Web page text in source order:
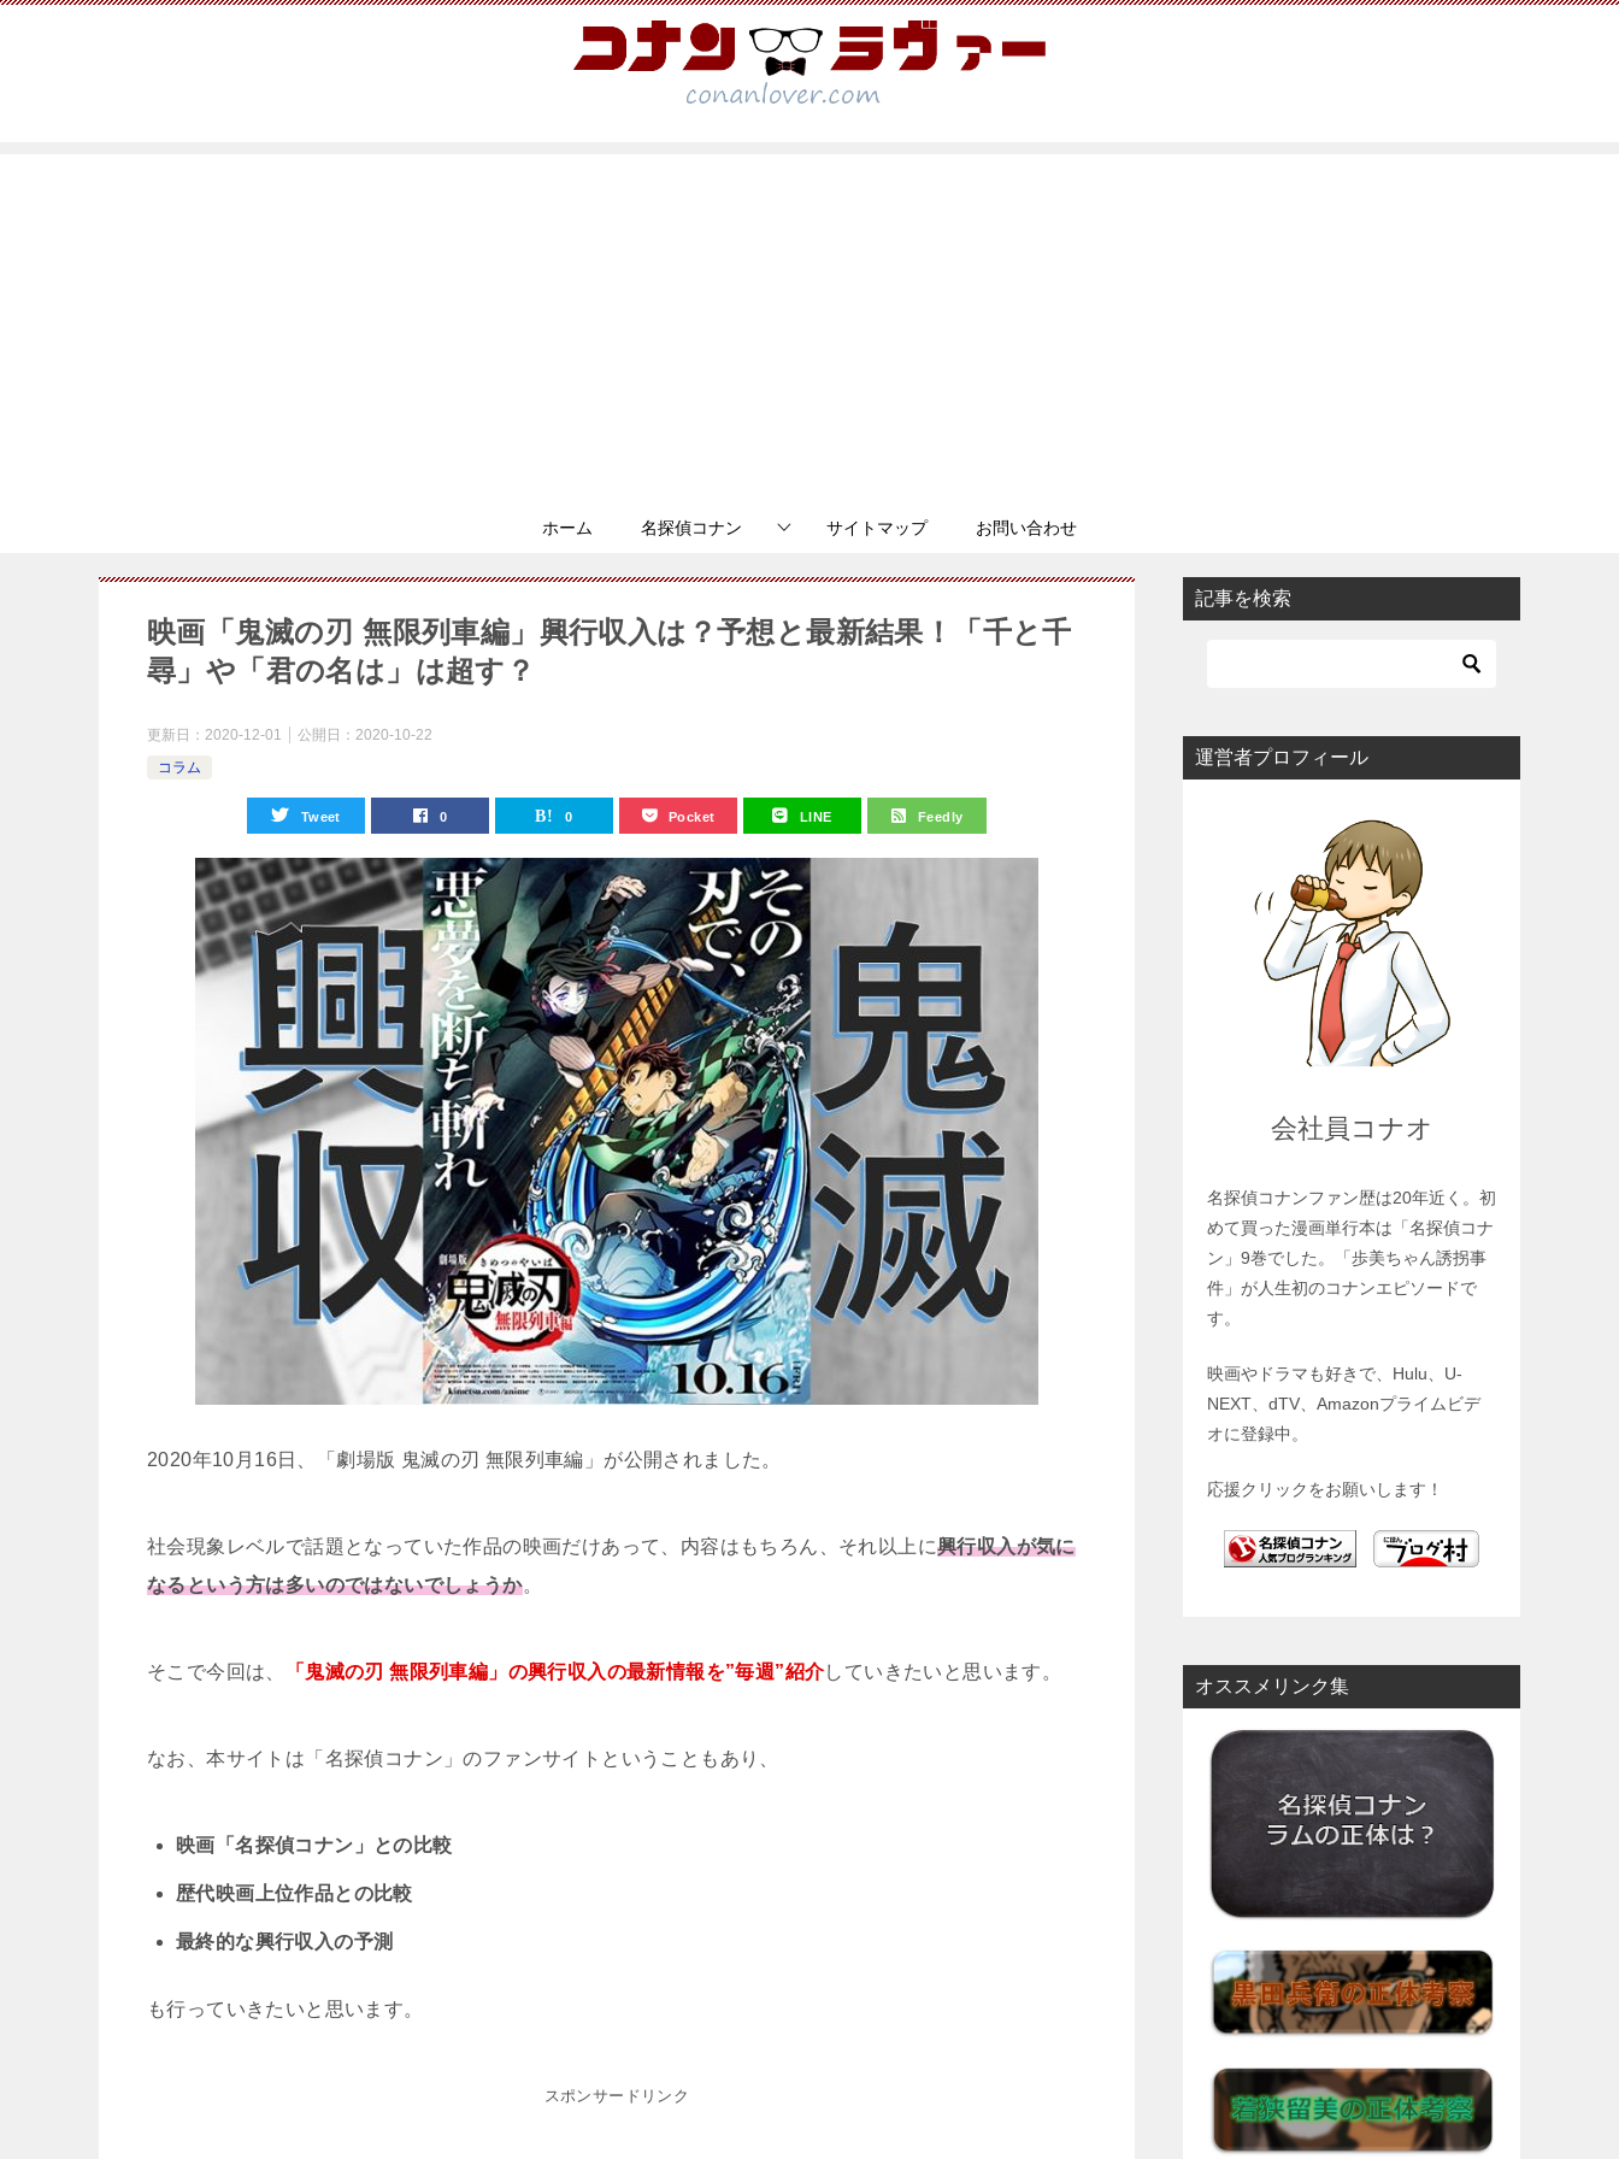
ホーム 名探偵コナン サイトマップ お問い合わせ
映画「鬼滅の刃 無限列車編」興行収入は？予想と最新結果！「千と千
尋」や「君の名は」は超す？
更新日： 2020-12-01 公開日： 2020-10-22
コラム
Tweet 0 0 Pocket LINE Feedly
2020年10月16日、「劇場版 鬼滅の刃 無限列車編」が公開されました。
社会現象レベルで話題となっていた作品の映画だけあって、内容はもちろん、それ以上に興行収入が気に
なるという方は多いのではないでしょうか。
そこで今回は、 「鬼滅の刃 無限列車編」の興行収入の最新情報を”毎週”紹介していきたいと思います。
なお、本サイトは「名探偵コナン」のファンサイトということもあり、
映画「名探偵コナン」との比較
歴代映画上位作品との比較
最終的な興行収入の予測
も行っていきたいと思います。
スポンサードリンク
記事を検索
運営者プロフィール
会社員コナオ
名探偵コナンファン歴は20年近く。初
めて買った漫画単行本は「名探偵コナ
ン」9巻でした。「歩美ちゃん誘拐事
件」が人生初のコナンエピソードで
す。
映画やドラマも好きで、Hulu、U-
NEXT、dTV、Amazonプライムビデ
オに登録中。
応援クリックをお願いします！
オススメリンク集